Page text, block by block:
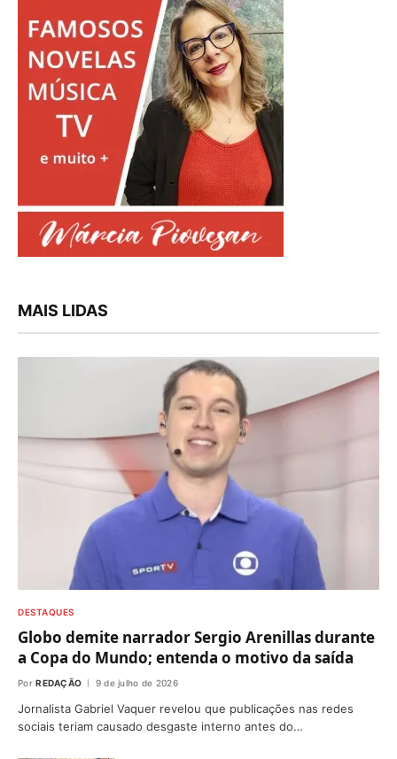
MAIS LIDAS
DESTAQUES
Globo demite narrador Sergio Arenillas durante
a Copa do Mundo; entenda o motivo da saída
Por REDAÇÃO 9 de julho de 2026
Jornalista Gabriel Vaquer revelou que publicações nas redes
sociais teriam causado desgaste interno antes do…